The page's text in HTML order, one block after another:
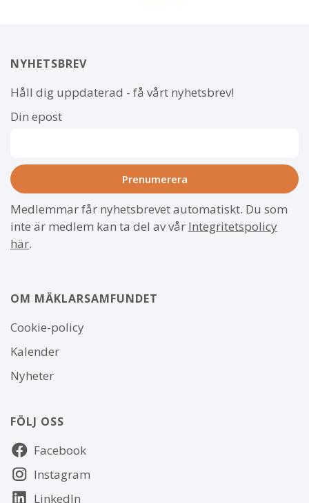
NYHETSBREV
Håll dig uppdaterad - få vårt nyhetsbrev!
Din epost
Medlemmar får nyhetsbrevet automatiskt. Du som
inte är medlem kan ta del av vår Integritetspolicy
här.
OM MÄKLARSAMFUNDET
Om
webbplatsen
Cookie-policy
Kalender
Nyheter
FÖLJ OSS
Följ
oss Facebook
Instagram
LinkedIn